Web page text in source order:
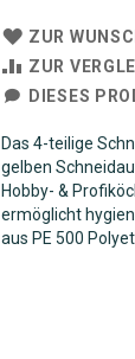
ZUR
ZUR
DIESES
Das 4-teilige
gelben
Hobby- &
ermöglicht
aus PE 500